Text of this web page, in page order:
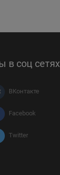
в соц сетях
ВКонтакте
Facebook
Twitter